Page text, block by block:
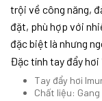
trội về công năng,
đặt, phù hợp với
đặc biệt là nhưng
Đặc tính tay đẩy hơi
Tay đẩy hơi
Chất liệu: Gang